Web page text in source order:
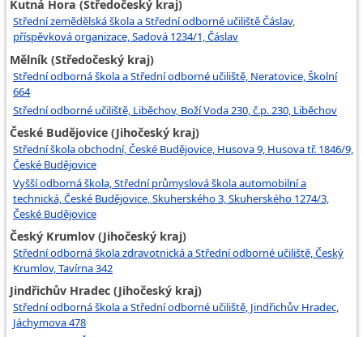
Kutná Hora (Středočeský kraj)
Střední zemědělská škola a Střední odborné učiliště Čáslav,
příspěvková organizace, Sadová 1234/1, Čáslav
Mělník (Středočeský kraj)
Střední odborná škola a Střední odborné učiliště, Neratovice, Školní
664
Střední odborné učiliště, Liběchov, Boží Voda 230, č.p. 230, Liběchov
České Budějovice (Jihočeský kraj)
Střední škola obchodní, České Budějovice, Husova 9, Husova tř. 1846/9,
České Budějovice
Vyšší odborná škola, Střední průmyslová škola automobilní a
technická, České Budějovice, Skuherského 3, Skuherského 1274/3,
České Budějovice
Český Krumlov (Jihočeský kraj)
Střední odborná škola zdravotnická a Střední odborné učiliště, Český
Krumlov, Tavírna 342
Jindřichův Hradec (Jihočeský kraj)
Střední odborná škola a Střední odborné učiliště, Jindřichův Hradec,
Jáchymova 478